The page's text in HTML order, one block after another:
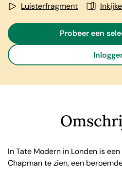
Luisterfragment
Probeer een
In Tate Modern in Londen is
Chapman te zien, een